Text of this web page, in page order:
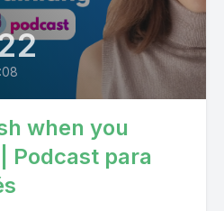
when you
Podcast para